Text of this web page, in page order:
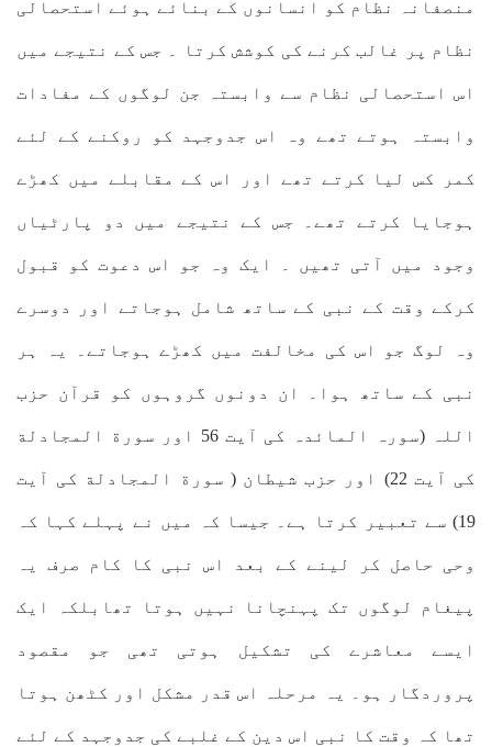
منصفانہ نظام کو انسانوں کے بنائے ہوئے استحصالی
نظام پر غالب کرنے کی کوشش کرتا ۔ جس کے نتیجے میں
اس استحصالی نظام سے وابستہ جن لوگوں کے مفادات
وابستہ ہوتے تھے وہ اس جدوجہد کو روکنے کے لئے
کمر کس لیا کرتے تھے اور اس کے مقابلے میں کھڑے
ہوجایا کرتے تھے۔ جس کے نتیجے میں دو پارٹیاں
وجود میں آتی تھیں ۔ ایک وہ جو اس دعوت کو قبول
کرکے وقت کے نبی کے ساتھ شامل ہوجاتے اور دوسرے
وہ لوگ جو اس کی مخالفت میں کھڑے ہوجاتے۔ یہ ہر
نبی کے ساتھ ہوا۔ ان دونوں گروہوں کو قرآن حزب
اللہ (سورہ المائدہ کی آیت 56 اور سورة المجادلة
کی آیت 22) اور حزب شیطان ( سورة المجادلة کی آیت
19) سے تعبیر کرتا ہے۔ جیسا کہ میں نے پہلے کہا کہ
وحی حاصل کر لینے کے بعد اس نبی کا کام صرف یہ
پیغام لوگوں تک پہنچانا نہیں ہوتا تھابلکہ ایک
ایسے معاشرے کی تشکیل ہوتی تھی جو مقصود
پروردگار ہو۔ یہ مرحلہ اس قدر مشکل اور کٹھن ہوتا
تھا کہ وقت کا نبی اس دین کے غلبے کی جدوجہد کے لئے